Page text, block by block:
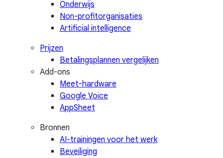
Onderwijs
Non-profitorganisaties
Artificial intelligence
Prijzen
Betalingsplannen vergelijken
Add-ons
Meet-hardware
Google Voice
AppSheet
Bronnen
AI-trainingen voor het werk
Beveiliging